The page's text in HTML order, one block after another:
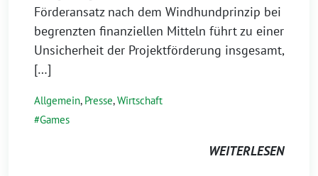
Förderansatz nach dem Windhundprinzip bei
begrenzten finanziellen Mitteln führt zu einer
Unsicherheit der Projektförderung insgesamt,
[…]
Allgemein, Presse,Wirtschaft
Games
WEITERLESEN